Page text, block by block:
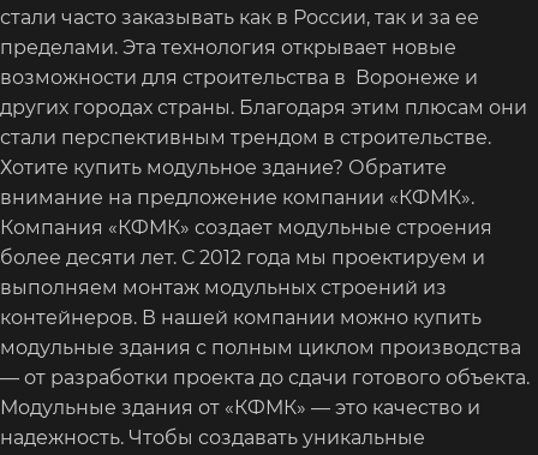
стали часто заказывать как в России, так и за ее
пределами. Эта технология открывает новые
возможности для строительства в Воронеже и
других городах страны. Благодаря этим плюсам они
стали перспективным трендом в строительстве.
Хотите купить модульное здание? Обратите
внимание на предложение компании «КФМК».
Компания «КФМК» создает модульные строения
более десяти лет. С 2012 года мы проектируем и
выполняем монтаж модульных строений из
контейнеров. В нашей компании можно купить
модульные здания с полным циклом производства
— от разработки проекта до сдачи готового объекта.
Модульные здания от «КФМК» — это качество и
надежность. Чтобы создавать уникальные